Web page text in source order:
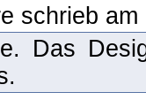
schrieb
Das